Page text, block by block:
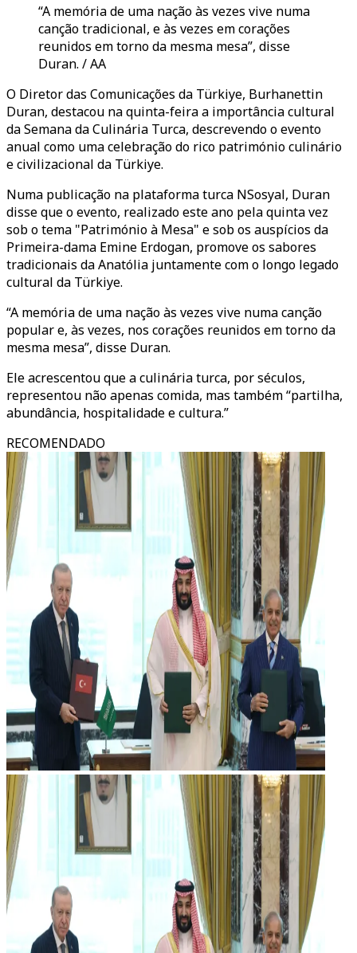
“A memória de uma nação às vezes vive numa
canção tradicional, e às vezes em corações
reunidos em torno da mesma mesa”, disse
Duran. / AA
O Diretor das Comunicações da Türkiye, Burhanettin
Duran, destacou na quinta-feira a importância cultural
da Semana da Culinária Turca, descrevendo o evento
anual como uma celebração do rico património culinário
e civilizacional da Türkiye.
Numa publicação na plataforma turca NSosyal, Duran
disse que o evento, realizado este ano pela quinta vez
sob o tema "Património à Mesa" e sob os auspícios da
Primeira-dama Emine Erdogan, promove os sabores
tradicionais da Anatólia juntamente com o longo legado
cultural da Türkiye.
“A memória de uma nação às vezes vive numa canção
popular e, às vezes, nos corações reunidos em torno da
mesma mesa”, disse Duran.
Ele acrescentou que a culinária turca, por séculos,
representou não apenas comida, mas também “partilha,
abundância, hospitalidade e cultura.”
RECOMENDADO